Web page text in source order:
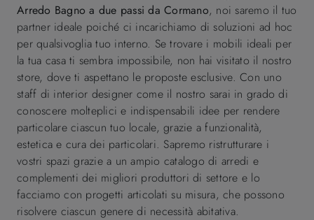
Arredo Bagno a due passi da Cormano, noi saremo il tuo
partner ideale poiché ci incarichiamo di soluzioni ad hoc
per qualsivoglia tuo interno. Se trovare i mobili ideali per
la tua casa ti sembra impossibile, non hai visitato il nostro
store, dove ti aspettano le proposte esclusive. Con uno
staff di interior designer come il nostro sarai in grado di
conoscere molteplici e indispensabili idee per rendere
particolare ciascun tuo locale, grazie a funzionalità,
estetica e cura dei particolari. Sapremo ristrutturare i
vostri spazi grazie a un ampio catalogo di arredi e
complementi dei migliori produttori di settore e lo
facciamo con progetti articolati su misura, che possono
risolvere ciascun genere di necessità abitativa.